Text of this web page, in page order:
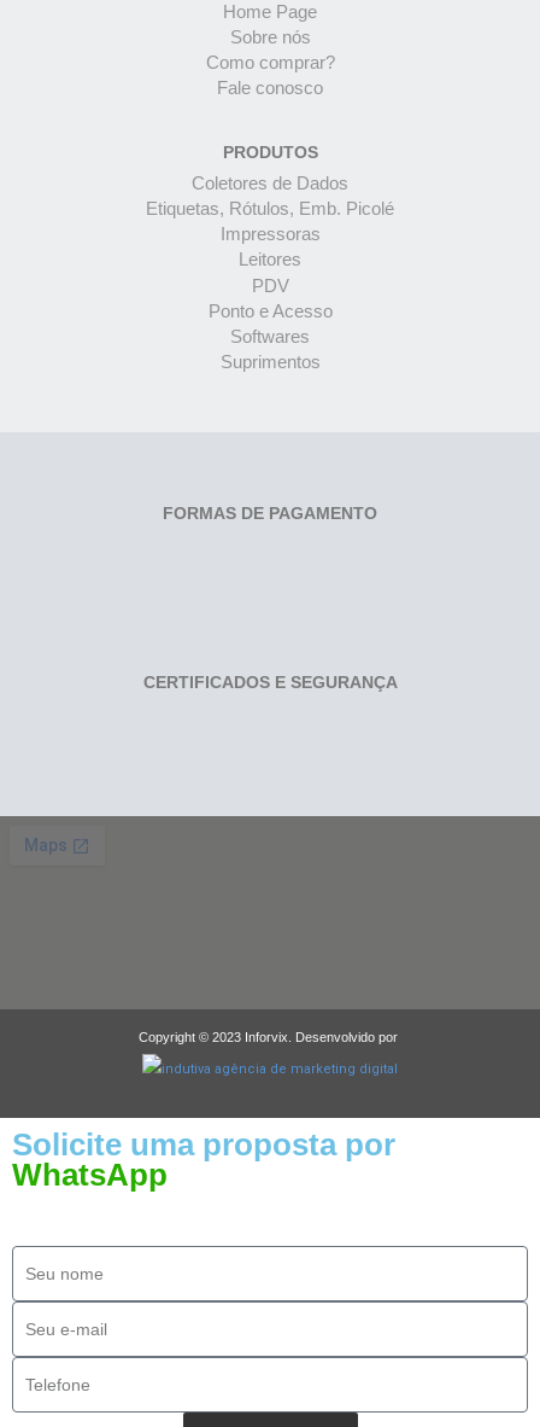
Home Page
Sobre nós
Como comprar?
Fale conosco
PRODUTOS
Coletores de Dados
Etiquetas, Rótulos, Emb. Picolé
Impressoras
Leitores
PDV
Ponto e Acesso
Softwares
Suprimentos
FORMAS DE PAGAMENTO
CERTIFICADOS E SEGURANÇA
Copyright © 2023 Inforvix. Desenvolvido por
Solicite uma proposta por
WhatsApp